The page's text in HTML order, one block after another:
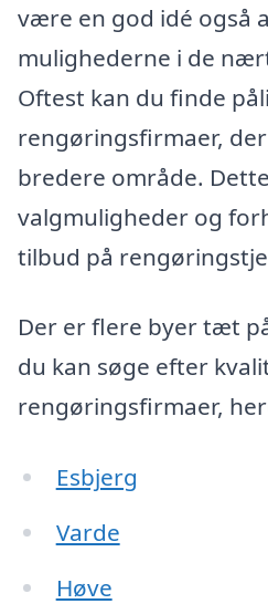
være en god idé også
mulighederne i de
Oftest kan du finde
rengøringsfirmaer,
bredere område.
valgmuligheder og
tilbud på
Der er flere byer tæt
du kan søge efter
rengøringsfirmaer,
Esbjerg
Varde
Høve